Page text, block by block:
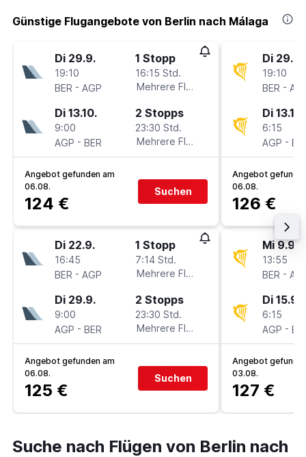
Günstige Flugangebote von Berlin nach Málaga
Di 29.9.
19:10
BER - AGP
1 Stopp
16:15 Std.
Mehrere Fluglinien
Di 13.10.
9:00
AGP - BER
2 Stopps
23:30 Std.
Mehrere Fluglinien
Angebot gefunden am
06.08.
124 €
Suchen
Di 22.9.
16:45
BER - AGP
1 Stopp
7:14 Std.
Mehrere Fluglinien
Di 29.9.
9:00
AGP - BER
2 Stopps
23:30 Std.
Mehrere Fluglinien
Angebot gefunden am
06.08.
125 €
Suchen
Di 29.9.
19:10
BER -
Di 13.10.
6:15
AGP -
Angebot
06.08.
126 €
Mi 9.9.
13:55
BER -
Di 15.9.
6:15
AGP -
Angebot
03.08.
127 €
Suche nach Flügen von Berlin nach